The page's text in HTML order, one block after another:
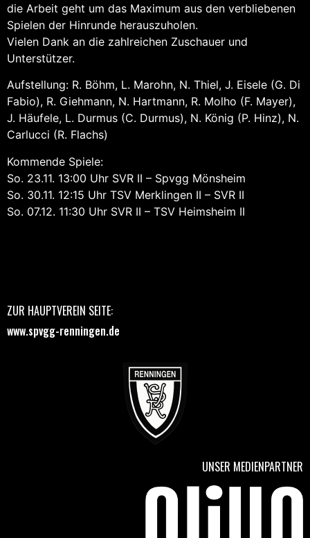
die Arbeit geht um das Maximum aus den verbliebenen
Spielen der Hinrunde herauszuholen.
Vielen Dank an die zahlreichen Zuschauer und
Unterstützer.
Aufstellung: R. Böhm, L. Marohn, N. Thiel, J. Eisele (G. Di
Fabio), R. Giehmann, N. Hartmann, R. Molho (F. Mayer),
J. Häufele, L. Durmus (C. Durmus), N. König (P. Hinz), N.
Carlucci (R. Flachs)
Kommende Spiele:
So. 23.11. 13:00 Uhr SVR II – Spvgg Mönsheim
So. 30.11. 12:15 Uhr TSV Merklingen II – SVR II
So. 07.12. 11:30 Uhr SVR II – TSV Heimsheim II
ZUR HAUPTVEREIN SEITE:
www.spvgg-renningen.de
UNSER MEDIENPARTNER